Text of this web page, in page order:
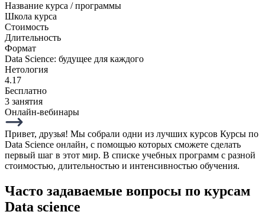
Название курса / программы
Школа курса
Стоимость
Длительность
Формат
Data Science: будущее для каждого
Нетология
4.17
Бесплатно
3 занятия
Онлайн-вебинары
Привет, друзья! Мы собрали одни из лучших курсов Курсы по
Data Science онлайн, с помощью которых сможете сделать
первый шаг в этот мир. В списке учебных программ с разной
стоимостью, длительностью и интенсивностью обучения.
Часто задаваемые вопросы по курсам
Data science